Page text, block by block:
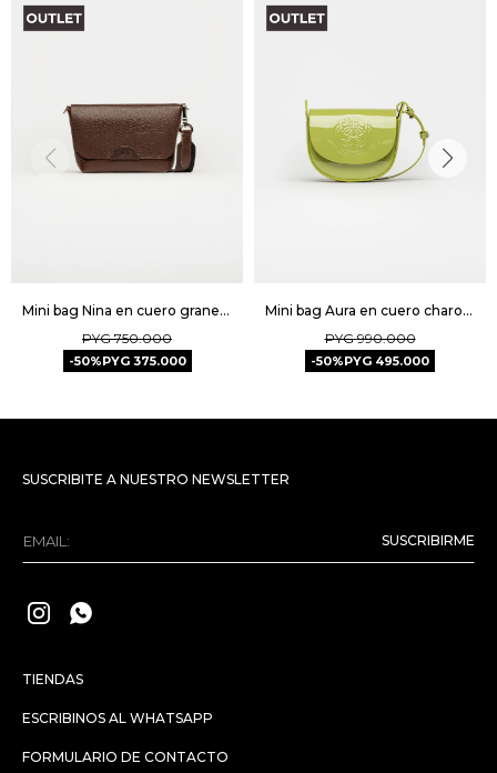
Mini bag Nina en cuero graneado - Chocolate Niquel
PYG 750.000
50 PYG 375.000
Mini bag Aura en cuero charol - Moss
PYG 990.000
50 PYG 495.000
TIENDAS
ESCRIBINOS AL WHATSAPP
FORMULARIO DE CONTACTO
SUSCRIBITE A NUESTRO NEWSLETTER
SUSCRIBIRME
 